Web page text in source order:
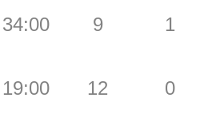
34:00
19:00
9
12
1
0